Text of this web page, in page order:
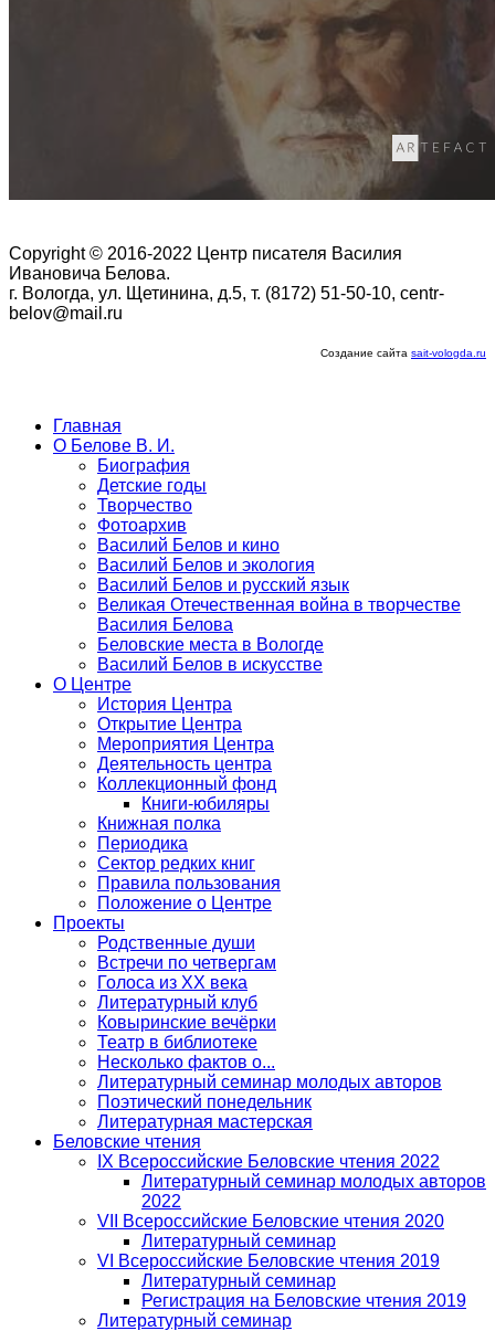
Copyright © 2016-2022 Центр писателя Василия
Ивановича Белова.
г. Вологда, ул. Щетинина, д.5, т. (8172) 51-50-10, centr-
belov@mail.ru
Создание сайта sait-vologda.ru
Главная
О Белове В. И.
Биография
Детские годы
Творчество
Фотоархив
Василий Белов и кино
Василий Белов и экология
Василий Белов и русский язык
Великая Отечественная война в творчестве
Василия Белова
Беловские места в Вологде
Василий Белов в искусстве
О Центре
История Центра
Открытие Центра
Мероприятия Центра
Деятельность центра
Коллекционный фонд
Книги-юбиляры
Книжная полка
Периодика
Сектор редких книг
Правила пользования
Положение о Центре
Проекты
Родственные души
Встречи по четвергам
Голоса из ХХ века
Литературный клуб
Ковыринские вечёрки
Театр в библиотеке
Несколько фактов о...
Литературный семинар молодых авторов
Поэтический понедельник
Литературная мастерская
Беловские чтения
IX Всероссийские Беловские чтения 2022
Литературный семинар молодых авторов
2022
VII Всероссийские Беловские чтения 2020
Литературный семинар
VI Всероссийские Беловские чтения 2019
Литературный семинар
Регистрация на Беловские чтения 2019
Литературный семинар